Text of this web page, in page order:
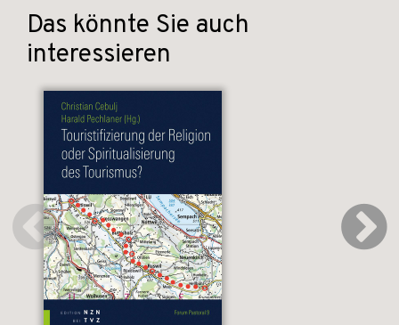
Das könnte Sie auch
interessieren